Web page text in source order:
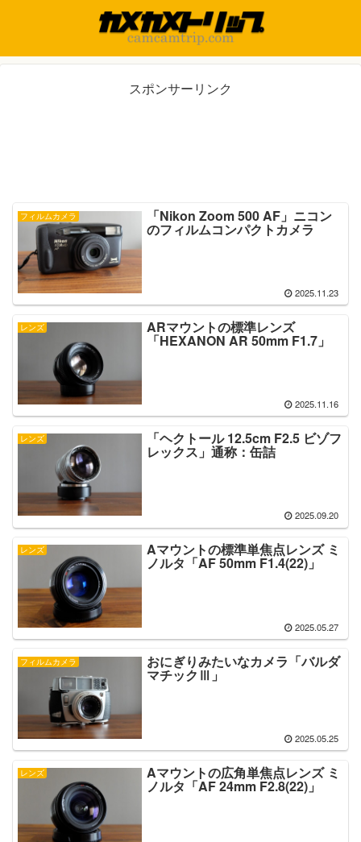
スポンサーリンク
フィルムカメラ 「Nikon Zoom 500 AF」ニコン
のフィルムコンパクトカメラ
2025.11.23
レンズ ARマウントの標準レンズ
「HEXANON AR 50mm F1.7」
2025.11.16
レンズ 「ヘクトール 12.5cm F2.5 ビゾフ
レックス」通称：缶詰
2025.09.20
レンズ Aマウントの標準単焦点レンズ ミ
ノルタ「AF 50mm F1.4(22)」
2025.05.27
フィルムカメラ おにぎりみたいなカメラ「バルダ
マチックⅢ」
2025.05.25
レンズ Aマウントの広角単焦点レンズ ミ
ノルタ「AF 24mm F2.8(22)」